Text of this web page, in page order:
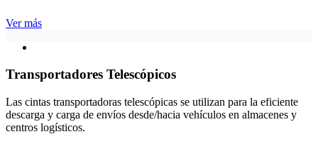
Ver más
Transportadores Telescópicos
Las cintas transportadoras telescópicas se utilizan para la eficiente
descarga y carga de envíos desde/hacia vehículos en almacenes y
centros logísticos.